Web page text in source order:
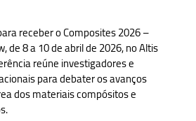
receber o Composites 2026 –
de 8 a 10 de abril de 2026, no Altis
reúne investigadores e
para debater os avanços
dos materiais compósitos e